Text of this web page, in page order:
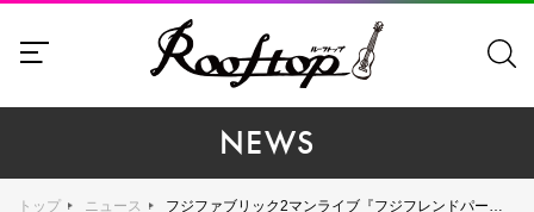
NEWS
トップ ニュース フジファブリック2マンライブ『フジフレンドパーク2022』開催決定！